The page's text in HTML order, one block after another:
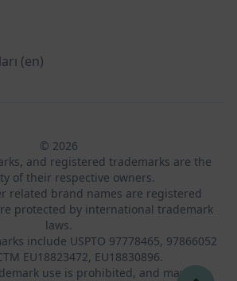
(en)
© 2026
and registered trademarks are the
of their respective owners.
related brand names are registered
protected by international trademark
laws.
include USPTO 97778465, 97866052
EU18823472, EU18830896.
use is prohibited, and may be a